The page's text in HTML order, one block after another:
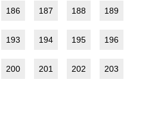
186 187 188 189
193 194 195 196
200 201 202 203